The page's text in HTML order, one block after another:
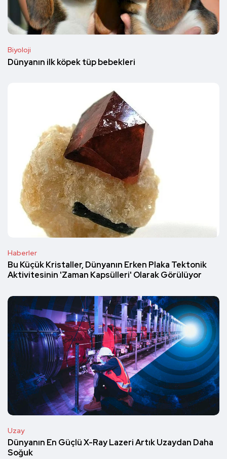
Biyoloji
Dünyanın ilk köpek tüp bebekleri
Haberler
Bu Küçük Kristaller, Dünyanın Erken Plaka Tektonik
Aktivitesinin 'Zaman Kapsülleri' Olarak Görülüyor
Uzay
Dünyanın En Güçlü X-Ray Lazeri Artık Uzaydan Daha
Soğuk